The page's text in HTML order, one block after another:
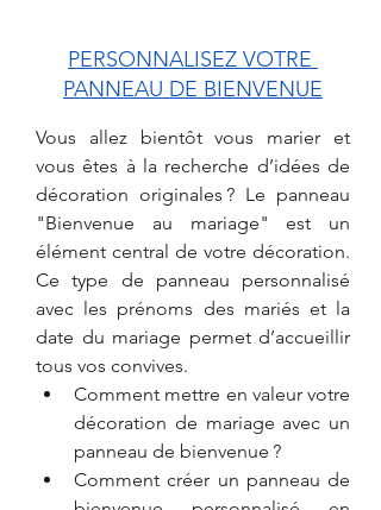
PERSONNALISEZ VOTRE
PANNEAU DE BIENVENUE
Vous allez bientôt vous marier et
vous êtes à la recherche d’idées de
décoration originales ? Le panneau
"Bienvenue au mariage" est un
élément central de votre décoration.
Ce type de panneau personnalisé
avec les prénoms des mariés et la
date du mariage permet d’accueillir
tous vos convives.
Comment mettre en valeur votre
décoration de mariage avec un
panneau de bienvenue ?
Comment créer un panneau de